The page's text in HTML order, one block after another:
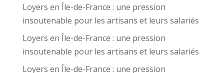
Loyers en Île-de-France : une pression
insoutenable pour les artisans et leurs salariés
Loyers en Île-de-France : une pression
insoutenable pour les artisans et leurs salariés
Loyers en Île-de-France : une pression